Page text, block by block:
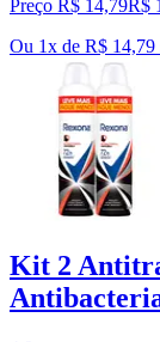
Preço R$ 14,79R$
Ou 1x de R$ 14,79
Kit 2